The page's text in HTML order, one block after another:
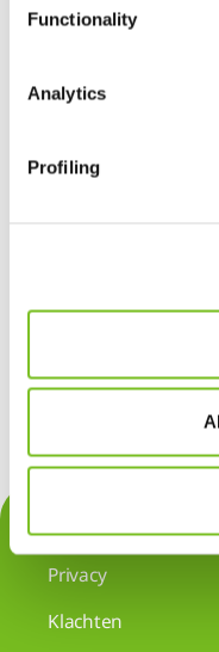
Functionality
Analytics
Profiling
Contact
Privacy
Klachten